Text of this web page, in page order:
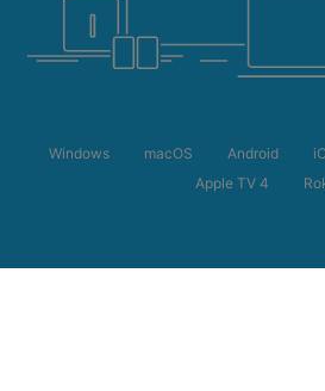
Windows macOS Android
Apple TV 4